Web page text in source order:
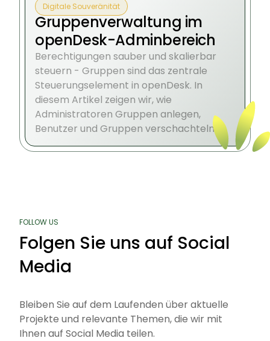
Digitale Souveränität
Gruppenverwaltung im
openDesk-Adminbereich
Berechtigungen sauber und skalierbar
steuern - Gruppen sind das zentrale
Steuerungselement in openDesk. In
diesem Artikel zeigen wir, wie
Administratoren Gruppen anlegen,
Benutzer und Gruppen verschachteln,
Funktionen aktivieren und die Integration
FOLLOW US
Folgen Sie uns auf Social
Media
Bleiben Sie auf dem Laufenden über aktuelle
Projekte und relevante Themen, die wir mit
Ihnen auf Social Media teilen.